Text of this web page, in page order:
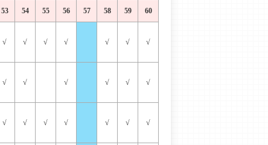
53 54 55 56 57 58 59 60
√ √ √ √ √ √ √
√ √ √ √ √ √
√ √ √ √ √ √ √